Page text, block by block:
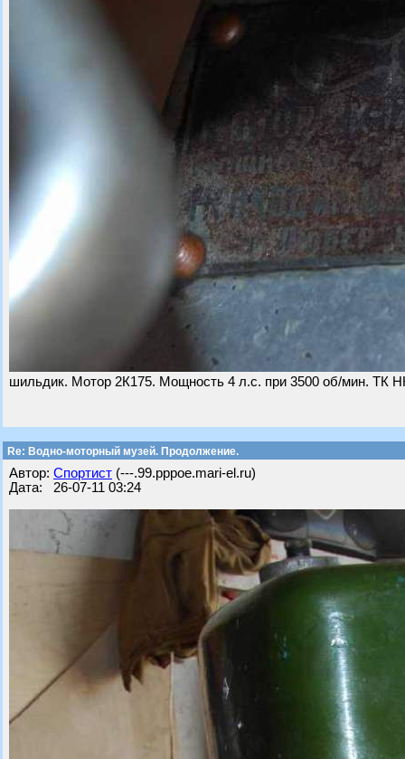
шильдик. Мотор 2К175. Мощность 4 л.с. при 3500 об/мин. ТК
Re: Водно-моторный музей. Продолжение.
Автор: Спортист (---.99.pppoe.mari-el.ru)
Дата: 26-07-11 03:24